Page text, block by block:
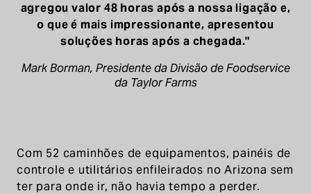
agregou valor 48 horas após a nossa ligação e,
o que é mais impressionante, apresentou
soluções horas após a chegada."
Mark Borman, Presidente da Divisão de Foodservice
da Taylor Farms
Com 52 caminhões de equipamentos, painéis de
controle e utilitários enfileirados no Arizona sem
ter para onde ir, não havia tempo a perder.